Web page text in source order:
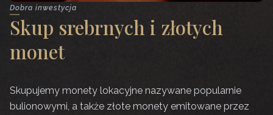
Dobra inwestycja
Skup srebrnych i złotych
monet
Skupujemy monety lokacyjne nazywane popularnie
bulionowymi, a także złote monety emitowane przez